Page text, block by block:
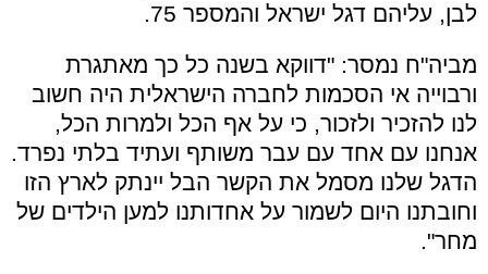
לבן, עליהם דגל ישראל והמספר 75.
מביה"ח נמסר: "דווקא בשנה כל כך מאתגרת
ורבוייה אי הסכמות לחברה הישראלית היה חשוב
לנו להזכיר ולזכור, כי על אף הכל ולמרות הכל,
אנחנו עם אחד עם עבר משותף ועתיד בלתי נפרד.
הדגל שלנו מסמל את הקשר הבל יינתק לארץ הזו
וחובתנו היום לשמור על אחדותנו למען הילדים של
מחר".